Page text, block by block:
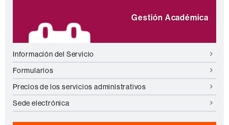
Gestión Académica
Información del Servicio
Formularios
Precios de los servicios administrativos
Sede electrónica